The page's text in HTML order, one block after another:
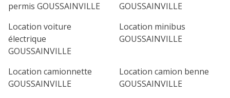
permis GOUSSAINVILLE
GOUSSAINVILLE
Location voiture
électrique
GOUSSAINVILLE
Location minibus
GOUSSAINVILLE
Location camionnette
GOUSSAINVILLE
Location camion benne
GOUSSAINVILLE